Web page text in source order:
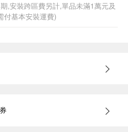
,安裝跨區費另計,單品未滿1萬元及
付基本安裝運費)